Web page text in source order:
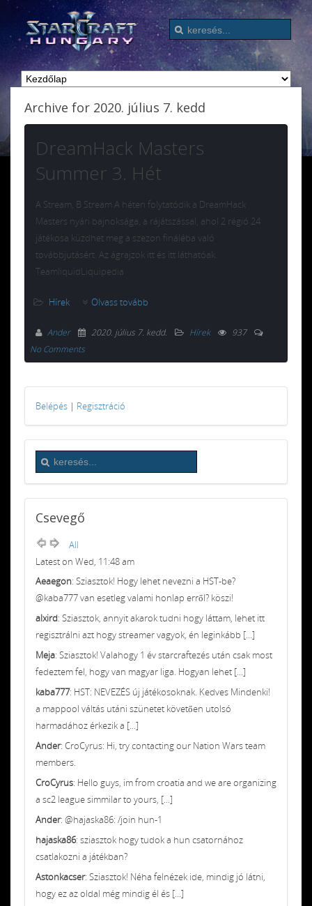
Archive for 2020. július 7. kedd
DreamHack Masters
Summer 3. Hét
A Stream, B Stream A héten folytatódik a DreamHack
Masters nyári bajnoksága, a rájátszással, ahol 2 régió 24
játékosa küzdhet meg a szezon fináléba való
továbbjutásért. Az ágrajzok itt és itt láthatóak.
TeamliquidLiquipedia
Hírek Olvass tovább
Ander 2020. július 7. kedd. Hírek
937
No Comments
Belépés | Regisztráció
Csevegő
All
Latest on Wed, 11:48 am
Aeaegon: Sziasztok! Hogy lehet nevezni a HST-be?
@kaba777 van esetleg valami honlap erről? köszi!
alxird: Sziasztok, annyit akarok tudni hogy láttam, lehet itt
regisztrálni azt hogy streamer vagyok, én leginkább [...]
Meja: Sziasztok! Valahogy 1 év starcraftezés után csak most
fedeztem fel, hogy van magyar liga. Hogyan lehet [...]
kaba777: HST: NEVEZÉS új játékosoknak. Kedves Mindenki!
a mappool váltás utáni szünetet követően utolsó
harmadához érkezik a [...]
Ander: CroCyrus: Hi, try contacting our Nation Wars team
members.
CroCyrus: Hello guys, im from croatia and we are organizing
a sc2 league simmilar to yours, [...]
Ander: @hajaska86: /join hun-1
hajaska86: sziasztok hogy tudok a hun csatornához
csatlakozni a játékban?
Astonkacser: Sziasztok! Néha felnézek ide, mindig jó látni,
hogy ez az oldal még mindig él és [...]